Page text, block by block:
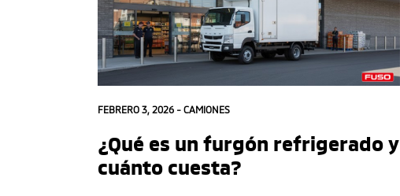
FEBRERO 3, 2026 - CAMIONES
¿Qué es un furgón refrigerado y
cuánto cuesta?